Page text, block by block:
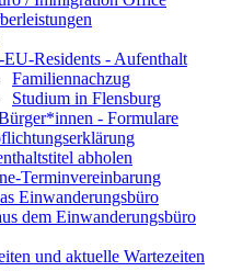
Residents - Aufenthalt
Familiennachzug
Studium in Flensburg
- Formulare
abholen
Terminvereinbarung
Einwanderungsbüro
dem Einwanderungsbüro
und aktuelle Wartezeiten